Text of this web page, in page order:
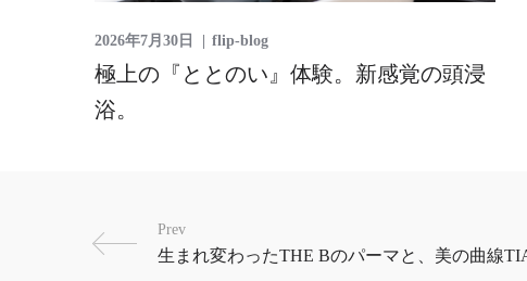
2026年7月30日 flip-blog
極上の『ととのい』体験。新感覚の頭浸
浴。
Prev